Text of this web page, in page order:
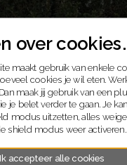
over
maakt gebruik van enkele
cookies je wil eten.
maak jij gebruik van een
je belet verder te gaan. Je
modus uitzetten, alles
shield modus weer activeren.
Ik accepteer alle cookies